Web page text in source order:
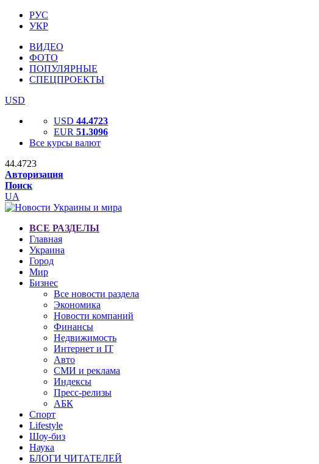
РУС
УКР
ВИДЕО
ФОТО
ПОПУЛЯРНЫЕ
СПЕЦПРОЕКТЫ
USD
USD 44.4723
EUR 51.3096
Все курсы валют
44.4723
Авторизация
Поиск
UA
ВСЕ РАЗДЕЛЫ
Главная
Украина
Город
Мир
Бизнес
Все новости раздела
Экономика
Новости компаний
Финансы
Недвижимость
Интернет и IT
Авто
СМИ и реклама
Индексы
Пресс-релизы
АБК
Спорт
Lifestyle
Шоу-биз
Наука
БЛОГИ ЧИТАТЕЛЕЙ